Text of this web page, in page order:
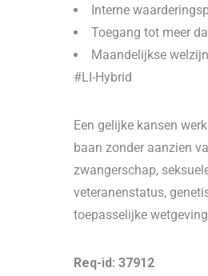
Interne
Toegang tot meer
Maandelijkse
#LI-Hybrid
Een gelijke kansen
baan zonder aanzien
zwangerschap,
veteranenstatus,
toepasselijke
Req-id: 37912